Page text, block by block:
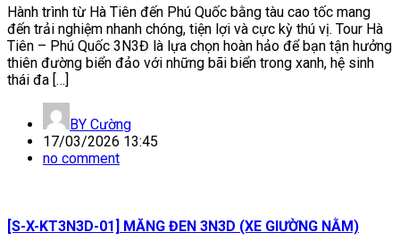
Hành trình từ Hà Tiên đến Phú Quốc bằng tàu cao tốc mang
đến trải nghiệm nhanh chóng, tiện lợi và cực kỳ thú vị. Tour Hà
Tiên – Phú Quốc 3N3Đ là lựa chọn hoàn hảo để bạn tận hưởng
thiên đường biển đảo với những bãi biển trong xanh, hệ sinh
thái đa […]
BY Cường
17/03/2026 13:45
no comment
[S-X-KT3N3D-01] MĂNG ĐEN 3N3D (XE GIƯỜNG NẰM)